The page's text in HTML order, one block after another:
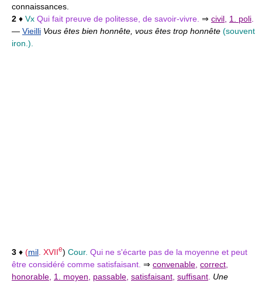
connaissances.
2 ♦ Vx Qui fait preuve de politesse, de savoir-vivre. ⇒ civil, 1. poli.
— Vieilli Vous êtes bien honnête, vous êtes trop honnête (souvent
iron.).
3 ♦ (mil XVIIe) Cour. Qui ne s'écarte pas de la moyenne et peut
être considéré comme satisfaisant. ⇒ convenable correct
honorable 1. moyen passable satisfaisant suffisant Une